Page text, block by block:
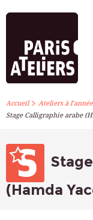
Accueil> Ateliers à l’année
Stage Calligraphie arabe
(Hamda